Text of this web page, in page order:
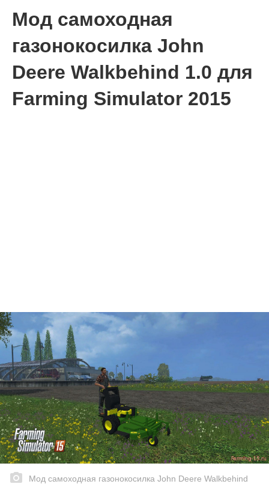
Мод самоходная
газонокосилка John
Deere Walkbehind 1.0 для
Farming Simulator 2015
Мод самоходная газонокосилка John Deere Walkbehind